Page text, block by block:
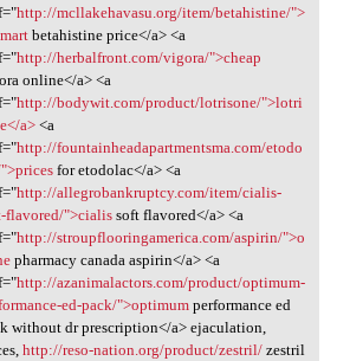
http://mcllakehavasu.org/item/betahistine/">
betahistine price</a> <a
http://herbalfront.com/vigora/">cheap
online</a> <a
http://bodywit.com/product/lotrisone/">lotri
a><a
http://fountainheadapartmentsma.com/etodo
for etodolac</a> <a
http://allegrobankruptcy.com/item/cialis-
flavored/">cialissoft flavored</a> <a
http://stroupflooringamerica.com/aspirin/">o
pharmacy canada aspirin</a> <a
http://azanimalactors.com/product/optimum-
ed-pack/">optimumperformance ed
without dr prescription</a> ejaculation,
http://reso-nation.org/product/zestril/zestril